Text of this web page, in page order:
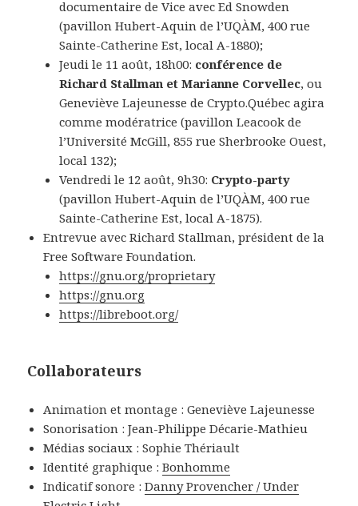
documentaire de Vice avec Ed Snowden
(pavillon Hubert-Aquin de l’UQÀM, 400 rue
Sainte-Catherine Est, local A-1880);
Jeudi le 11 août, 18h00: conférence de
Richard Stallman et Marianne Corvellec, ou
Geneviève Lajeunesse de Crypto.Québec agira
comme modératrice (pavillon Leacook de
l’Université McGill, 855 rue Sherbrooke Ouest,
local 132);
Vendredi le 12 août, 9h30: Crypto-party
(pavillon Hubert-Aquin de l’UQÀM, 400 rue
Sainte-Catherine Est, local A-1875).
Entrevue avec Richard Stallman, président de la
Free Software Foundation.
https://gnu.org/proprietary
https://gnu.org
https://libreboot.org/
Collaborateurs
Animation et montage : Geneviève Lajeunesse
Sonorisation : Jean-Philippe Décarie-Mathieu
Médias sociaux : Sophie Thériault
Identité graphique :Bonhomme
Indicatif sonore :Danny Provencher / Under